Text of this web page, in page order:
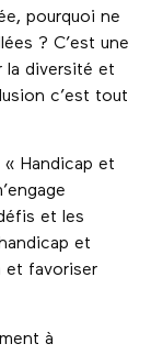
pourquoi ne
? C’est une
la diversité et
c’est tout
« Handicap et
et les
et
et favoriser
à